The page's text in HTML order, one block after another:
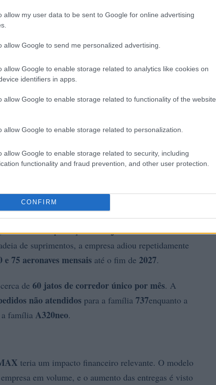
allow my user data to be sent to Google for online advertising
allow Google to send me personalized advertising.
allow Google to enable storage related to analytics like cookies on
identifiers in apps.
allow Google to enable storage related to functionality of the website
allow Google to enable storage related to personalization.
allow Google to enable storage related to security, including
functionality and fraud prevention, and other user protection.
CONFIRM
sua meta de produção de75 jatos da família
de suprimentos, a empresa adiou repetidamente
e 75 aeronaves mensais até o fim de 2027.
de 60 jatos de corredor único por mês. A
não atendidos para a família 737enquanto a
a família A320neo.
teria um impacto financeiro relevante. O modelo
em volume, e o aumento das entregas é visto